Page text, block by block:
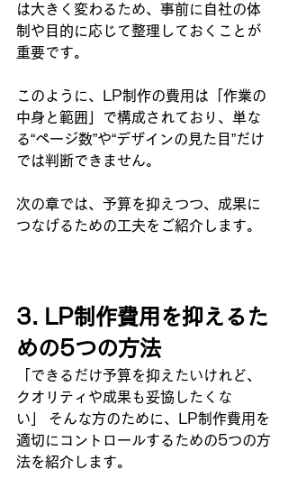
は大きく変わるため、事前に自社の体
制や目的に応じて整理しておくことが
重要です。
このように、LP制作の費用は「作業の
中身と範囲」で構成されており、単な
る“ページ数”や“デザインの見た目”だけ
では判断できません。
次の章では、予算を抑えつつ、成果に
つなげるための工夫をご紹介します。
3. LP制作費用を抑えるた
めの5つの方法
「できるだけ予算を抑えたいけれど、
クオリティや成果も妥協したくな
い」 そんな方のために、LP制作費用を
適切にコントロールするための5つの方
法を紹介します。